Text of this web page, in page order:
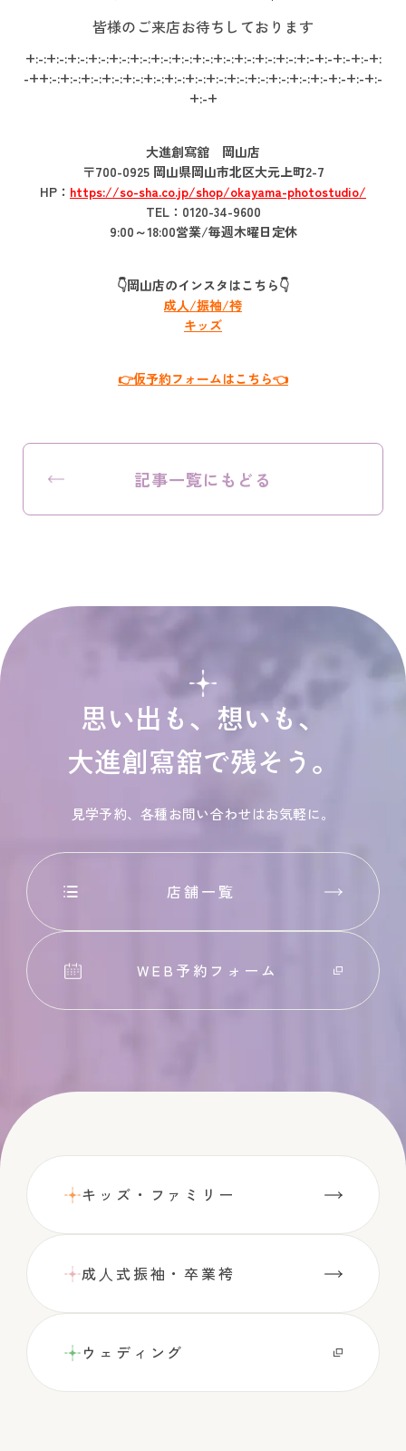
皆様のご来店お待ちしております
+:-:+:-:+:-:+:-:+:-:+:-:+:-:+:-:+:-:+:-:+:-:+:-:+:-:+:-+:-+:-+:-+:
-++:-:+:-:+:-:+:-:+:-:+:-:+:-:+:-:+:-:+:-:+:-:+:-:+:-:+:-+:-+:-+:-
+:-+
大進創寫舘 岡山店
〒700-0925 岡山県岡山市北区大元上町2-7
HP： https://so-sha.co.jp/shop/okayama-photostudio/
TEL：0120-34-9600
9:00～18:00営業/毎週木曜日定休
👇岡山店のインスタはこちら👇
成人/振袖/袴
キッズ
👉仮予約フォームはこちら👈
記事一覧にもどる
思い出も、想いも、
大進創寫舘で残そう。
見学予約、各種お問い合わせはお気軽に。
店舗一覧
WEB予約フォーム
キッズ・ファミリー
成⼈式振袖・卒業袴
ウェディング